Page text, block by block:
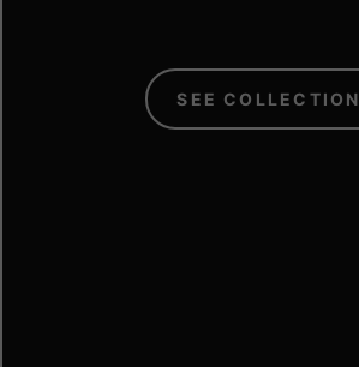
SEE COLLECTION